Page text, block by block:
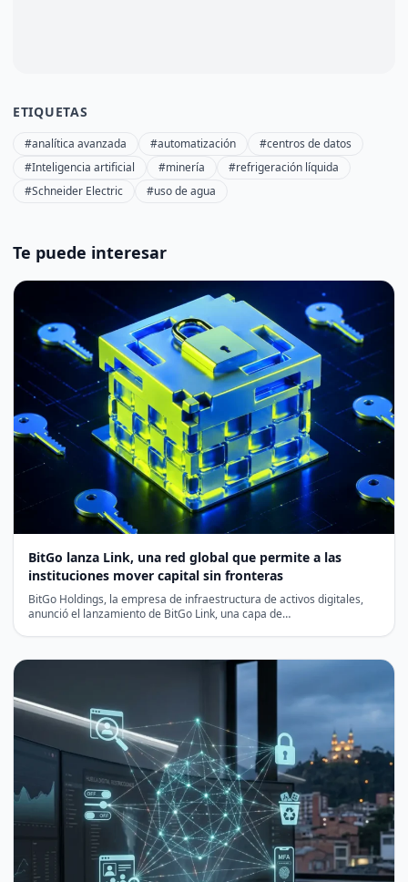
ETIQUETAS
#analítica avanzada #automatización
#centros de datos
#Inteligencia artificial
#minería
#refrigeración líquida
#Schneider Electric
#uso de agua
Te puede interesar
BitGo lanza Link, una red global que permite a las
instituciones mover capital sin fronteras
BitGo Holdings, la empresa de infraestructura de activos digitales,
anunció el lanzamiento de BitGo Link, una capa de…